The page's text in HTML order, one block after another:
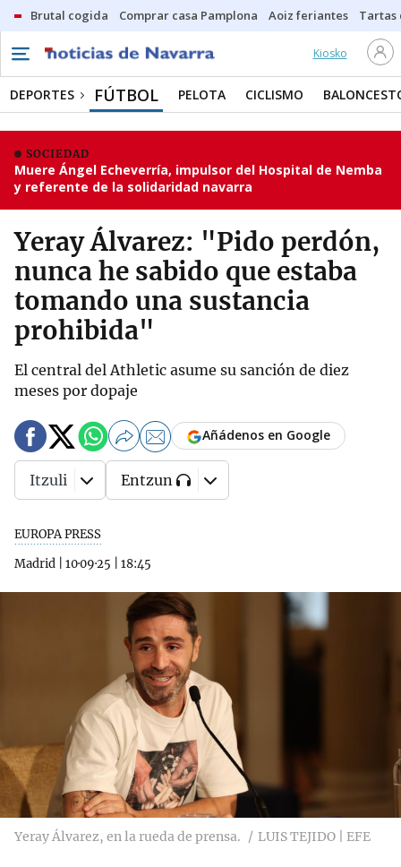
Brutal cogida Comprar casa Pamplona Aoiz feriantes Tartas
Kiosko
DEPORTES FÚTBOL PELOTA CICLISMO
SOCIEDAD
Muere Ángel Echeverría, impulsor del Hospital de Nemba
y referente de la solidaridad navarra
Yeray Álvarez: "Pido perdón,
nunca he sabido que estaba
tomando una sustancia
prohibida"
El central del Athletic asume su sanción de diez
meses por dopaje
EUROPA PRESS
Madrid
10·09·25 18:45
Añádenos en Google
Itzuli Entzun
Yeray Álvarez, en la rueda de prensa. LUIS TEJIDO | EFE